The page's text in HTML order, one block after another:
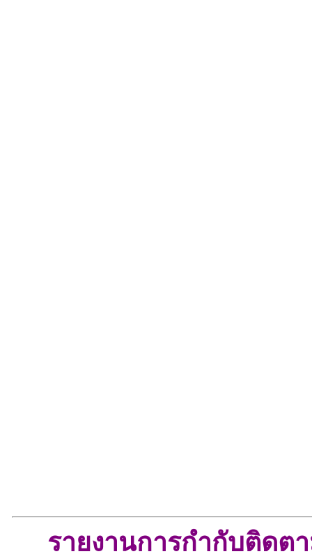
รายงานการกำกับติดต